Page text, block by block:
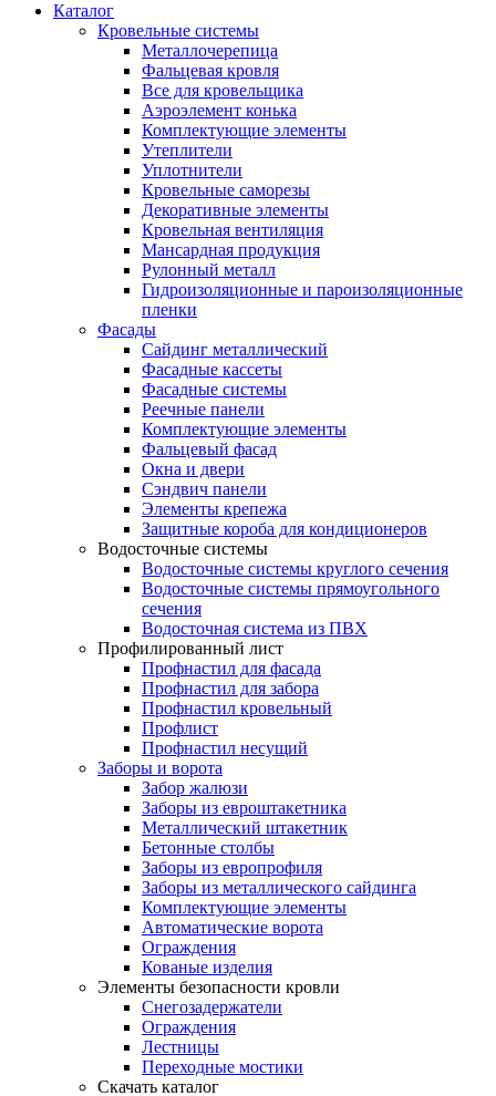
Каталог
Кровельные системы
Металлочерепица
Фальцевая кровля
Все для кровельщика
Аэроэлемент конька
Комплектующие элементы
Утеплители
Уплотнители
Кровельные саморезы
Декоративные элементы
Кровельная вентиляция
Мансардная продукция
Рулонный металл
Гидроизоляционные и пароизоляционные
пленки
Фасады
Сайдинг металлический
Фасадные кассеты
Фасадные системы
Реечные панели
Комплектующие элементы
Фальцевый фасад
Окна и двери
Сэндвич панели
Элементы крепежа
Защитные короба для кондиционеров
Водосточные системы
Водосточные системы круглого сечения
Водосточные системы прямоугольного
сечения
Водосточная система из ПВХ
Профилированный лист
Профнастил для фасада
Профнастил для забора
Профнастил кровельный
Профлист
Профнастил несущий
Заборы и ворота
Забор жалюзи
Заборы из евроштакетника
Металлический штакетник
Бетонные столбы
Заборы из европрофиля
Заборы из металлического сайдинга
Комплектующие элементы
Автоматические ворота
Ограждения
Кованые изделия
Элементы безопасности кровли
Снегозадержатели
Ограждения
Лестницы
Переходные мостики
Скачать каталог